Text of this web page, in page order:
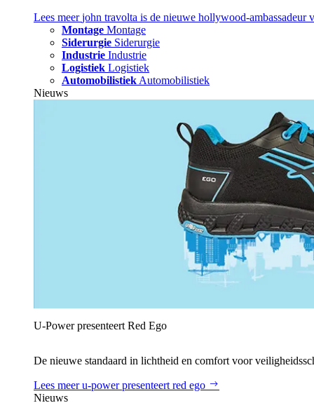
Lees meerjohn travolta is de nieuwe hollywood-ambassadeur
Montage Montage
Siderurgie Siderurgie
Industrie Industrie
Logistiek Logistiek
Automobilistiek Automobilistiek
Nieuws
U‑Power presenteert Red Ego
De nieuwe standaard in lichtheid en comfort voor
Lees meeru‑power presenteert red ego
Nieuws